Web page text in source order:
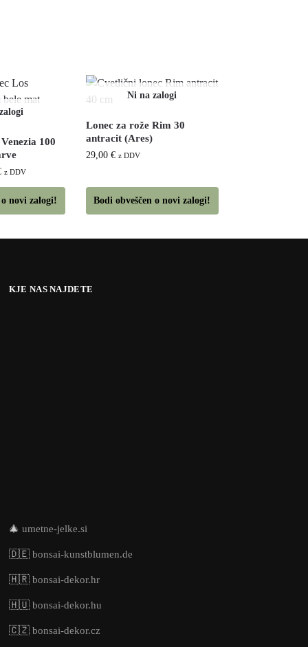
100
z DDV
o novi zalogi!
Lonec za rože Rim 30
antracit (Ares)
29,00 € z DDV
Bodi obveščen o novi zalogi!
KJE NAS NAJDETE
🎄 umetne-jelke.si
🇩🇪 bonsai-kunstblumen.de
🇭🇷 bonsai-dekor.hr
🇭🇺 bonsai-dekor.hu
🇨🇿 bonsai-dekor.cz